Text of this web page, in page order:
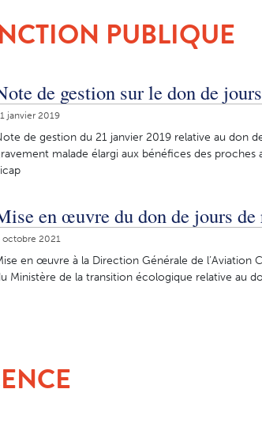
PUBLIQUE
de gestion sur le don de
janvier 2019
de gestion du 21 janvier 2019 relative au don
malade élargi aux bénéfices des
en œuvre du don de jours
octobre 2021
en œuvre à la Direction Générale de l’Aviation
Ministère de la transition écologique relative au